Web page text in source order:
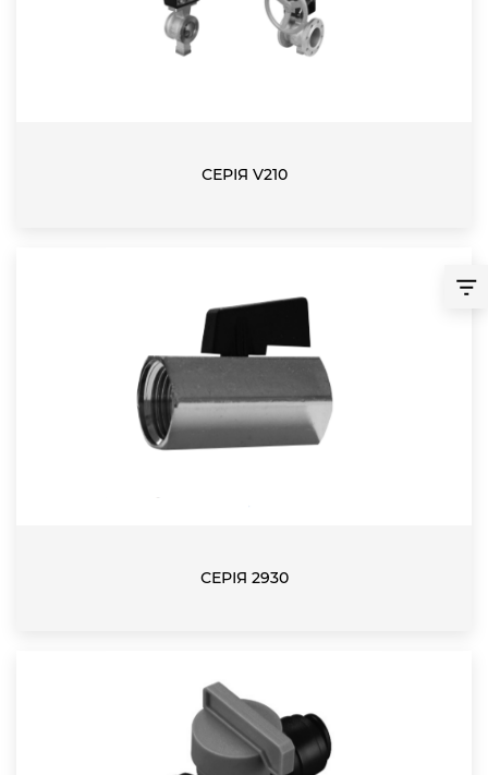
СЕРІЯ V210
СЕРІЯ 2930